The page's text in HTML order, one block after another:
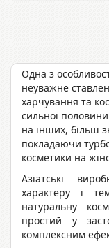
Одна з
неуважне
харчування та
сильної
на інших, більш
покладаючи
косметики на
Азіатські
характеру і
натуральну
простий у
комплексним